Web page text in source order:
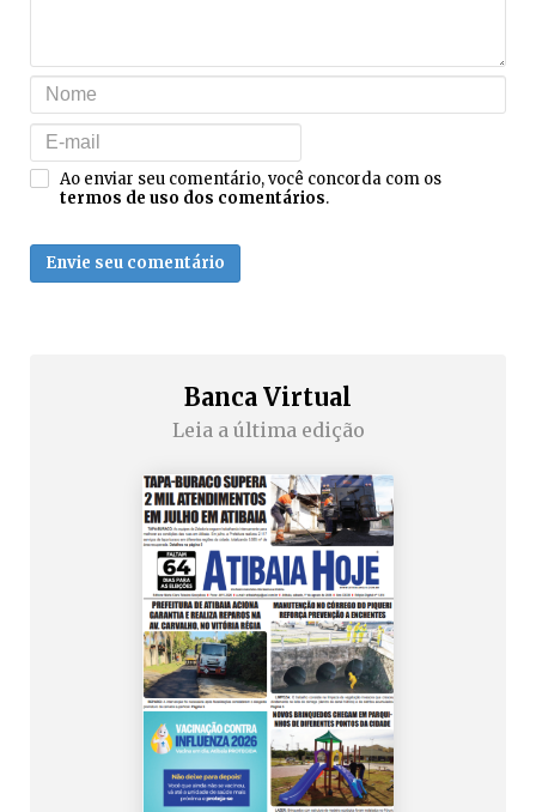
Ao enviar seu comentário, você concorda com os
termos de uso dos comentários.
Envie seu comentário
Banca Virtual
Leia a última edição